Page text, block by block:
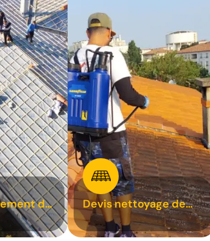
de
Devis nettoyage de
toiture 31